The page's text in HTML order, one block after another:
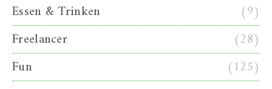
Essen & Trinken
(9)
Freelancer
(28)
Fun
(125)